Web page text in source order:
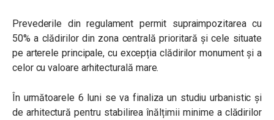
Prevederile din regulament permit supraimpozitarea cu
50% a clădirilor din zona centrală prioritară și cele situate
pe arterele principale, cu excepția clădirilor monument și a
celor cu valoare arhitecturală mare.
În următoarele 6 luni se va finaliza un studiu urbanistic și
de arhitectură pentru stabilirea înălțimii minime a clădirilor